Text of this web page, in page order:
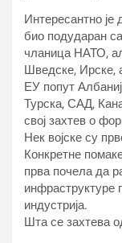
Интересантно је
био подударан
чланица НАТО,
Шведске, Ирске,
ЕУ попут
Турска, САД,
свој захтев о
Нек војске су
Конкретне
прва почела да
инфраструктуре
индустрија.
Шта се захтева